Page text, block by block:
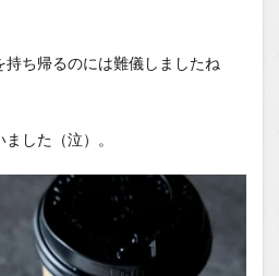
持ち帰るのには難儀しましたね
した（泣）。